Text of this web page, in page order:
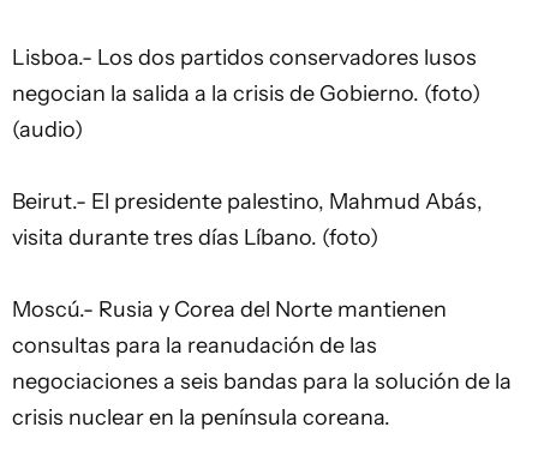
Lisboa.- Los dos partidos conservadores lusos
negocian la salida a la crisis de Gobierno. (foto)
(audio)
Beirut.- El presidente palestino, Mahmud Abás,
visita durante tres días Líbano. (foto)
Moscú.- Rusia y Corea del Norte mantienen
consultas para la reanudación de las
negociaciones a seis bandas para la solución de la
crisis nuclear en la península coreana.